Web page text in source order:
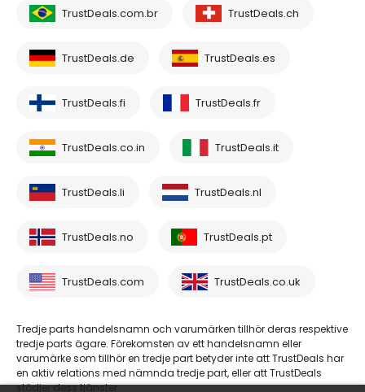
TrustDeals.com.br TrustDeals.ch
TrustDeals.de TrustDeals.es
TrustDeals.fi TrustDeals.fr
TrustDeals.co.in TrustDeals.it
TrustDeals.li TrustDeals.nl
TrustDeals.no TrustDeals.pt
TrustDeals.com TrustDeals.co.uk
Tredje parts handelsnamn och varumärken tillhör deras respektive
tredje parts ägare. Förekomsten av ett handelsnamn eller
varumärke som tillhör en tredje part betyder inte att TrustDeals har
en aktiv relations med nämnda tredje part, eller att TrustDeals
stödjer dess tjänster.